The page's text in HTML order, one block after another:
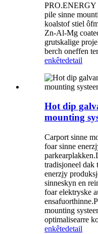
PRO.ENERGY
pile sinne
koalstof stiel
Zn-Al-Mg
grutskalige
berch oneffen
enkêtedetail
Hot dip
mounting
Carport sinne
foar sinne
tradisjoneel dak
enerzjy
sinneskyn en
foar elektryske
mounting
optimalisearre
enkêtedetail